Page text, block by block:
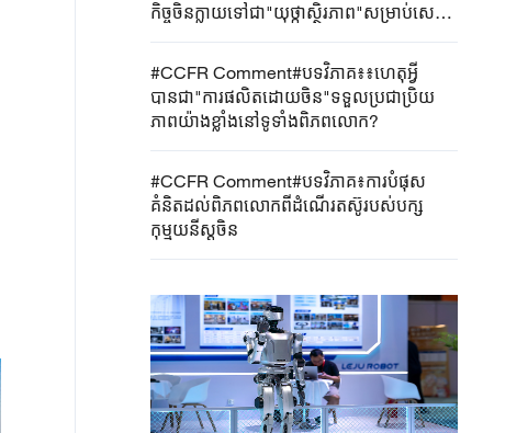
កិច្ចចិនក្លាយទៅជា"យុថ្កាស្ថិរភាព"សម្រាប់សេដ្ឋ
កិច្ចសកល?
#CCFR Comment#បទវិភាគ៖៖ហេតុអ្វី
បានជា"ការផលិតដោយចិន"ទទួលប្រជាប្រិយ
ភាពយ៉ាងខ្លាំងនៅទូទាំងពិភពលោក?
#CCFR Comment#បទវិភាគ៖ការបំផុស
គំនិតដល់ពិភពលោកពីដំណើរតស៊ូរបស់បក្ស
កុម្មុយនីស្តចិន